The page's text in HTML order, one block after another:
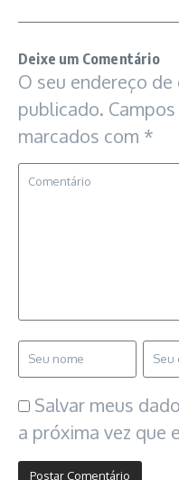
Deixe um Comentário
O seu endereço
publicado.
marcados com *
Salvar meus
a próxima vez que